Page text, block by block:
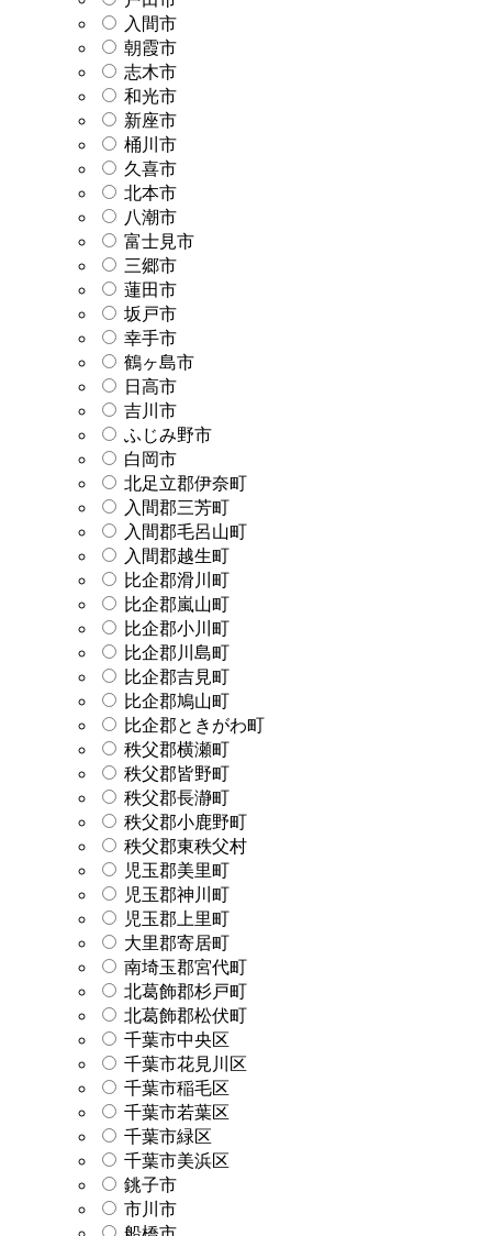
入間市
朝霞市
志木市
和光市
新座市
桶川市
久喜市
北本市
八潮市
富士見市
三郷市
蓮田市
坂戸市
幸手市
鶴ヶ島市
日高市
吉川市
ふじみ野市
白岡市
北足立郡伊奈町
入間郡三芳町
入間郡毛呂山町
入間郡越生町
比企郡滑川町
比企郡嵐山町
比企郡小川町
比企郡川島町
比企郡吉見町
比企郡鳩山町
比企郡ときがわ町
秩父郡横瀬町
秩父郡皆野町
秩父郡長瀞町
秩父郡小鹿野町
秩父郡東秩父村
児玉郡美里町
児玉郡神川町
児玉郡上里町
大里郡寄居町
南埼玉郡宮代町
北葛飾郡杉戸町
北葛飾郡松伏町
千葉市中央区
千葉市花見川区
千葉市稲毛区
千葉市若葉区
千葉市緑区
千葉市美浜区
銚子市
市川市